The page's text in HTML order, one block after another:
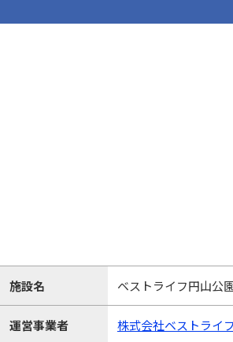
施設名 ベストライフ円山公
運営事業者 株式会社ベストライ